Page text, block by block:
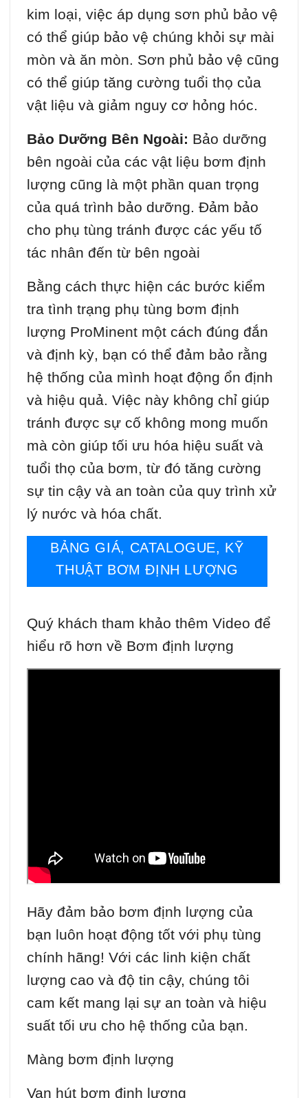
kim loại, việc áp dụng sơn phủ bảo vệ
có thể giúp bảo vệ chúng khỏi sự mài
mòn và ăn mòn. Sơn phủ bảo vệ cũng
có thể giúp tăng cường tuổi thọ của
vật liệu và giảm nguy cơ hỏng hóc.
Bảo Dưỡng Bên Ngoài: Bảo dưỡng
bên ngoài của các vật liệu bơm định
lượng cũng là một phần quan trọng
của quá trình bảo dưỡng. Đảm bảo
cho phụ tùng tránh được các yếu tố
tác nhân đến từ bên ngoài
Bằng cách thực hiện các bước kiểm
tra tình trạng phụ tùng bơm định
lượng ProMinent một cách đúng đắn
và định kỳ, bạn có thể đảm bảo rằng
hệ thống của mình hoạt động ổn định
và hiệu quả. Việc này không chỉ giúp
tránh được sự cố không mong muốn
mà còn giúp tối ưu hóa hiệu suất và
tuổi thọ của bơm, từ đó tăng cường
sự tin cậy và an toàn của quy trình xử
lý nước và hóa chất.
BẢNG GIÁ, CATALOGUE, KỸ
THUẬT BƠM ĐỊNH LƯỢNG
Quý khách tham khảo thêm Video để
hiểu rõ hơn về Bơm định lượng
Hãy đảm bảo bơm định lượng của
bạn luôn hoạt động tốt với phụ tùng
chính hãng! Với các linh kiện chất
lượng cao và độ tin cậy, chúng tôi
cam kết mang lại sự an toàn và hiệu
suất tối ưu cho hệ thống của bạn.
Màng bơm định lượng
Van hút bơm định lượng